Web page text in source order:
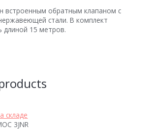
встроенным обратным клапаном с
стали. В комплект
длиной 15 метров.
складе
3JNR